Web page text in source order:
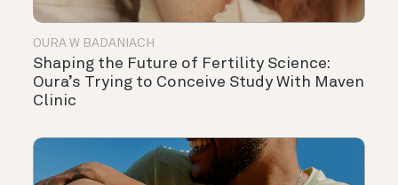
OURA W BADANIACH
Shaping the Future of Fertility Science:
Oura’s Trying to Conceive Study With Maven
Clinic